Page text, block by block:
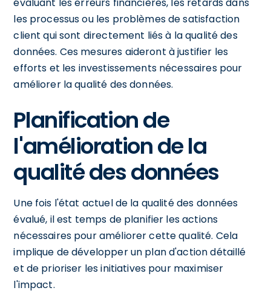
les processus ou les problèmes de satisfaction
client qui sont directement liés à la qualité des
données. Ces mesures aideront à justifier les
efforts et les investissements nécessaires pour
améliorer la qualité des données.
Planification de
l'amélioration de la
qualité des données
Une fois l'état actuel de la qualité des données
évalué, il est temps de planifier les actions
nécessaires pour améliorer cette qualité. Cela
implique de développer un plan d'action détaillé
et de prioriser les initiatives pour maximiser
l'impact.